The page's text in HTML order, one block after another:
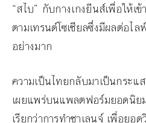
“สไบ” กับกางเกงยีนส์เพื่อให้เ
ตามเทรนด์โซเชียลซึ่งมีผลต่อไ
อย่างมาก
ความเป็นไทยกลับมาเป็นกระแ
เผยแพร่บนแพลตฟอร์มยอดนิ
เรียกว่าการทำชาเลนจ์ เพื่อยอ